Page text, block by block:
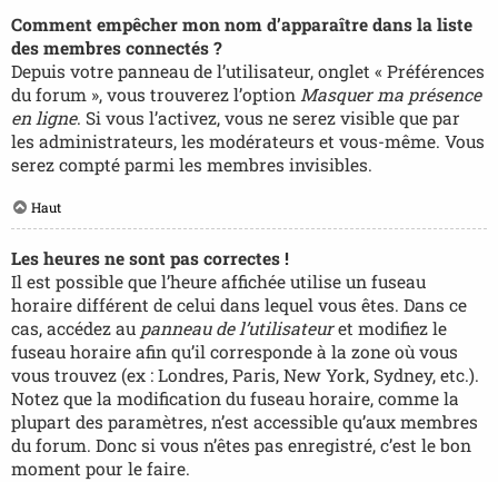
Comment empêcher mon nom d’apparaître dans la liste
des membres connectés ?
Depuis votre panneau de l’utilisateur, onglet « Préférences
du forum », vous trouverez l’option Masquer ma présence
en ligne. Si vous l’activez, vous ne serez visible que par
les administrateurs, les modérateurs et vous-même. Vous
serez compté parmi les membres invisibles.
Haut
Les heures ne sont pas correctes !
Il est possible que l’heure affichée utilise un fuseau
horaire différent de celui dans lequel vous êtes. Dans ce
cas, accédez au panneau de l’utilisateuret modifiez le
fuseau horaire afin qu’il corresponde à la zone où vous
vous trouvez (ex : Londres, Paris, New York, Sydney, etc.).
Notez que la modification du fuseau horaire, comme la
plupart des paramètres, n’est accessible qu’aux membres
du forum. Donc si vous n’êtes pas enregistré, c’est le bon
moment pour le faire.